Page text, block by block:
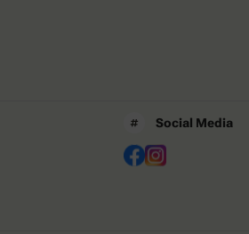
Social Media